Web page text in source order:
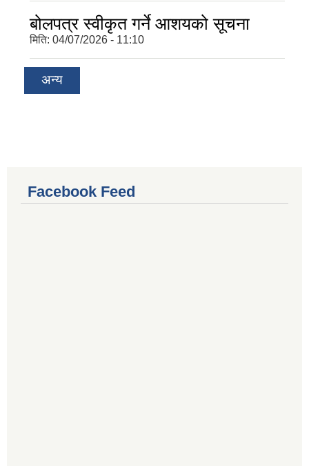
बोलपत्र स्वीकृत गर्ने आशयको सूचना
मिति: 04/07/2026 - 11:10
अन्य
Facebook Feed